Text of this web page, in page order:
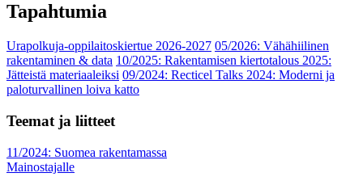
Tapahtumia
Urapolkuja-oppilaitoskiertue 2026-2027 05/2026: Vähähiilinen
rakentaminen & data 10/2025: Rakentamisen kiertotalous 2025:
Jätteistä materiaaleiksi 09/2024: Recticel Talks 2024: Moderni ja
paloturvallinen loiva katto
Teemat ja liitteet
11/2024: Suomea rakentamassa
Mainostajalle